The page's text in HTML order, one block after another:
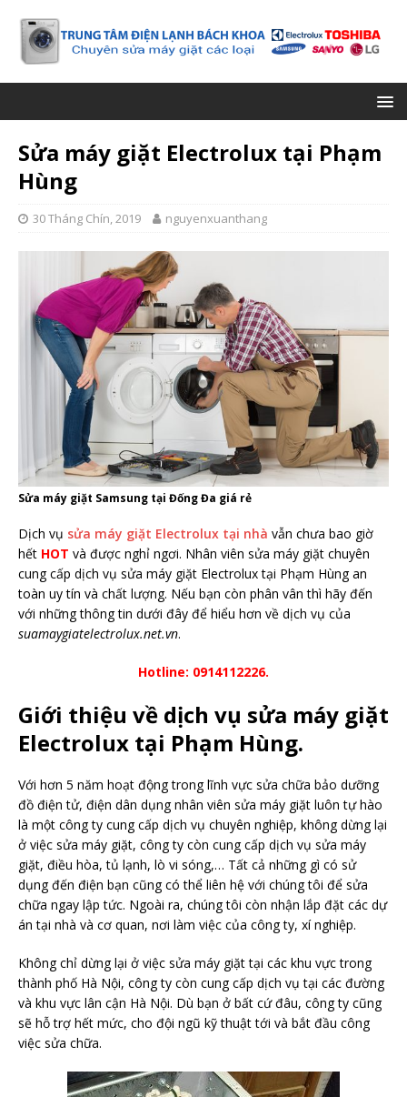
Sửa máy giặt Electrolux tại Phạm
Hùng
30 Tháng Chín, 2019 nguyenxuanthang
Sửa máy giặt Samsung tại Đống Đa giá rẻ
Dịch vụ sửa máy giặt Electrolux tại nhà vẫn chưa bao giờ
hết HOT và được nghỉ ngơi. Nhân viên sửa máy giặt chuyên
cung cấp dịch vụ sửa máy giặt Electrolux tại Phạm Hùng an
toàn uy tín và chất lượng. Nếu bạn còn phân vân thì hãy đến
với những thông tin dưới đây để hiểu hơn về dịch vụ của
suamaygiatelectrolux.net.vn.
Hotline: 0914112226.
Giới thiệu về dịch vụ sửa máy giặt
Electrolux tại Phạm Hùng.
Với hơn 5 năm hoạt động trong lĩnh vực sửa chữa bảo dưỡng
đồ điện tử, điện dân dụng nhân viên sửa máy giặt luôn tự hào
là một công ty cung cấp dịch vụ chuyên nghiệp, không dừng lại
ở việc sửa máy giặt, công ty còn cung cấp dịch vụ sửa máy
giặt, điều hòa, tủ lạnh, lò vi sóng,… Tất cả những gì có sử
dụng đến điện bạn cũng có thể liên hệ với chúng tôi để sửa
chữa ngay lập tức. Ngoài ra, chúng tôi còn nhận lắp đặt các dự
án tại nhà và cơ quan, nơi làm việc của công ty, xí nghiệp.
Không chỉ dừng lại ở việc sửa máy giặt tại các khu vực trong
thành phố Hà Nội, công ty còn cung cấp dịch vụ tại các đường
và khu vực lân cận Hà Nội. Dù bạn ở bất cứ đâu, công ty cũng
sẽ hỗ trợ hết mức, cho đội ngũ kỹ thuật tới và bắt đầu công
việc sửa chữa.